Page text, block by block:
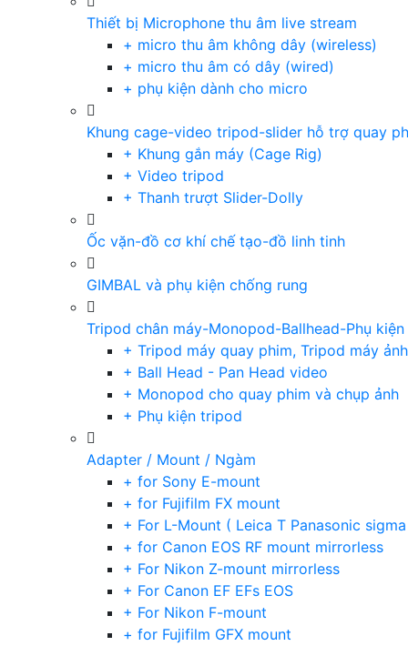
Thiết bị Microphone thu âm live stream
+ micro thu âm không dây (wireless)
+ micro thu âm có dây (wired)
+ phụ kiện dành cho micro
Khung cage-video tripod-slider hỗ trợ quay
+ Khung gắn máy (Cage Rig)
+ Video tripod
+ Thanh trượt Slider-Dolly
Ốc vặn-đồ cơ khí chế tạo-đồ linh tinh
GIMBAL và phụ kiện chống rung
Tripod chân máy-Monopod-Ballhead-Phụ kiện
+ Tripod máy quay phim, Tripod máy
+ Ball Head - Pan Head video
+ Monopod cho quay phim và chụp ảnh
+ Phụ kiện tripod
Adapter / Mount / Ngàm
+ for Sony E-mount
+ for Fujifilm FX mount
+ For L-Mount ( Leica T Panasonic
+ for Canon EOS RF mount mirrorless
+ For Nikon Z-mount mirrorless
+ For Canon EF EFs EOS
+ For Nikon F-mount
+ for Fujifilm GFX mount